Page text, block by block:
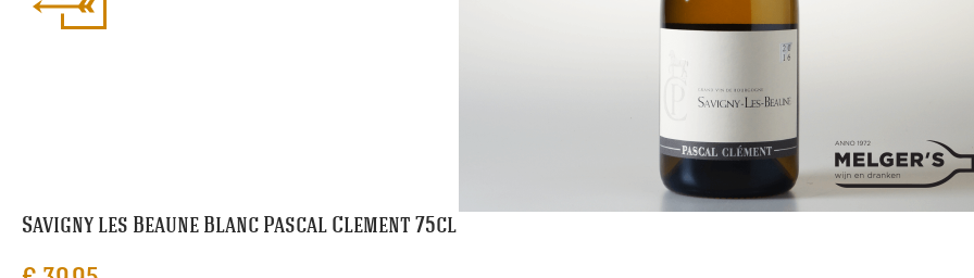
Savigny les Beaune Blanc Pascal Clement 75cl